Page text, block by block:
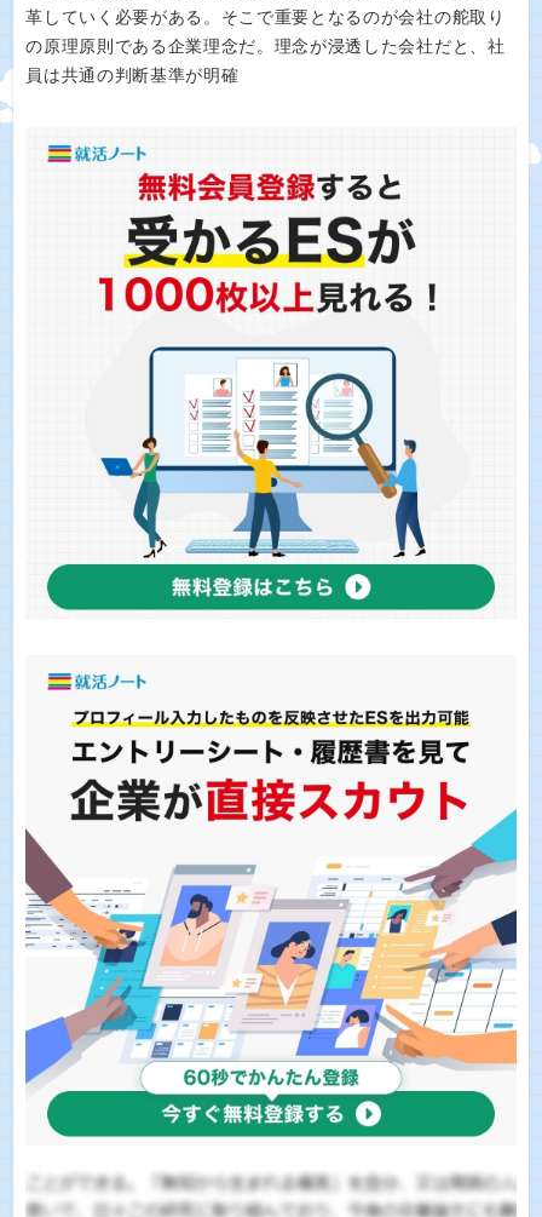
革していく必要がある。そこで重要となるのが会社の舵取り
の原理原則である企業理念だ。理念が浸透した会社だと、社
員は共通の判断基準が明確